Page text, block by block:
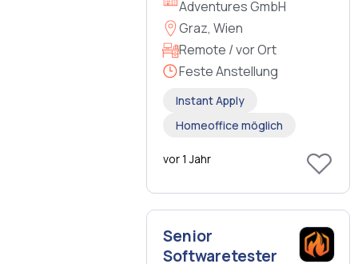
Adventures GmbH
Graz, Wien
Remote / vor Ort
Feste Anstellung
Instant Apply
Homeoffice möglich
vor 1 Jahr
Senior
Softwaretester